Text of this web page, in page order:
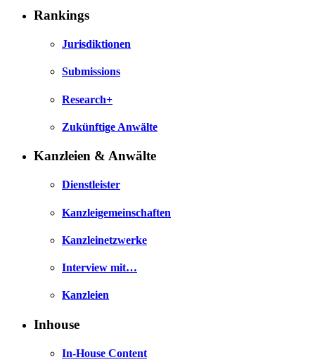
Rankings
Jurisdiktionen
Submissions
Research+
Zukünftige Anwälte
Kanzleien & Anwälte
Dienstleister
Kanzleigemeinschaften
Kanzleinetzwerke
Interview mit…
Kanzleien
Inhouse
In-House Content